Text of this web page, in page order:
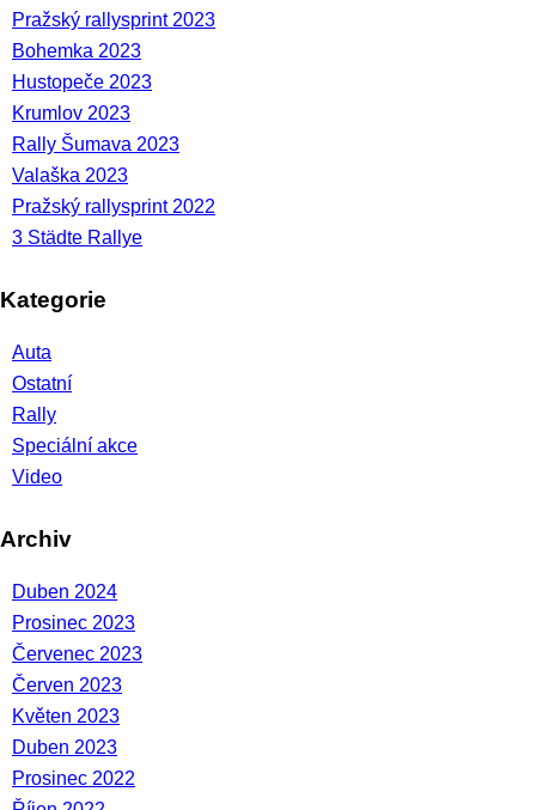
Pražský rallysprint 2023
Bohemka 2023
Hustopeče 2023
Krumlov 2023
Rally Šumava 2023
Valaška 2023
Pražský rallysprint 2022
3 Städte Rallye
Kategorie
Auta
Ostatní
Rally
Speciální akce
Video
Archiv
Duben 2024
Prosinec 2023
Červenec 2023
Červen 2023
Květen 2023
Duben 2023
Prosinec 2022